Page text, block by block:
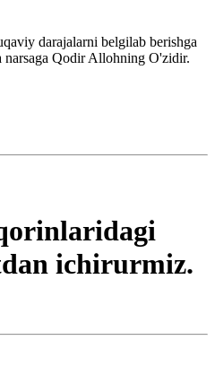
darajalarni belgilab berishga
narsaga Qodir Allohning O'zidir.
ichirurmiz.